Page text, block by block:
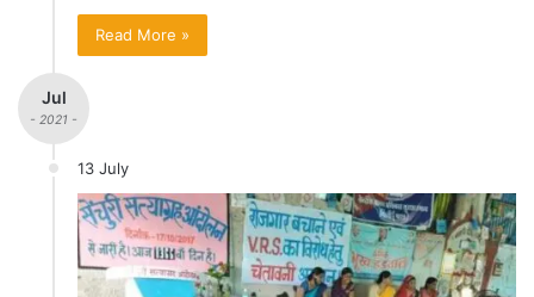
Read More »
Jul
- 2021 -
13 July